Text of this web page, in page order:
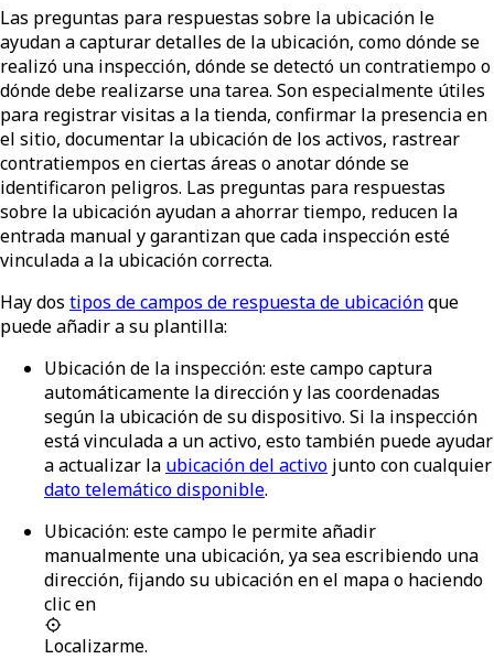
Las preguntas para respuestas sobre la ubicación le
ayudan a capturar detalles de la ubicación, como dónde se
realizó una inspección, dónde se detectó un contratiempo o
dónde debe realizarse una tarea. Son especialmente útiles
para registrar visitas a la tienda, confirmar la presencia en
el sitio, documentar la ubicación de los activos, rastrear
contratiempos en ciertas áreas o anotar dónde se
identificaron peligros. Las preguntas para respuestas
sobre la ubicación ayudan a ahorrar tiempo, reducen la
entrada manual y garantizan que cada inspección esté
vinculada a la ubicación correcta.
Hay dos tipos de campos de respuesta de ubicaciónque
puede añadir a su plantilla:
Ubicación de la inspección: este campo captura
automáticamente la dirección y las coordenadas
según la ubicación de su dispositivo. Si la inspección
está vinculada a un activo, esto también puede ayudar
a actualizar la ubicación del activo junto con cualquier
dato telemático disponible.
Ubicación: este campo le permite añadir
manualmente una ubicación, ya sea escribiendo una
dirección, fijando su ubicación en el mapa o haciendo
clic en
Localizarme.